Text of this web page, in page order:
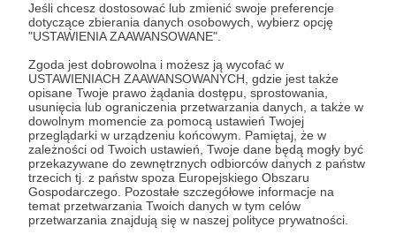
Jeśli chcesz dostosować lub zmienić swoje preferencje
dotyczące zbierania danych osobowych, wybierz opcję
"USTAWIENIA ZAAWANSOWANE".
Zgoda jest dobrowolna i możesz ją wycofać w
USTAWIENIACH ZAAWANSOWANYCH, gdzie jest także
opisane Twoje prawo żądania dostępu, sprostowania,
usunięcia lub ograniczenia przetwarzania danych, a także w
dowolnym momencie za pomocą ustawień Twojej
przeglądarki w urządzeniu końcowym. Pamiętaj, że w
zależności od Twoich ustawień, Twoje dane będą mogły być
przekazywane do zewnętrznych odbiorców danych z państw
trzecich tj. z państw spoza Europejskiego Obszaru
Gospodarczego. Pozostałe szczegółowe informacje na
temat przetwarzania Twoich danych w tym celów
przetwarzania znajdują się w naszej polityce prywatności.
Dołącz do grona Patronów!
Wesprzyj działalność AutoraFundacja Dr Clownjuż
teraz!
Zostań Patronem